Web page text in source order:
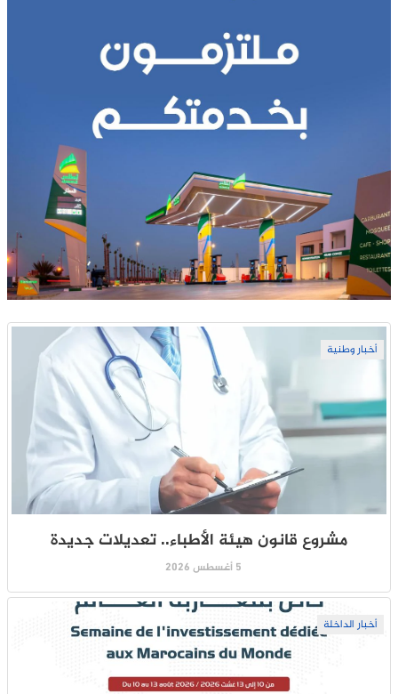
أخبار وطنية
مشروع قانون هيئة الأطباء.. تعديلات جديدة
5 أغسطس 2026
أخبار الداخلة